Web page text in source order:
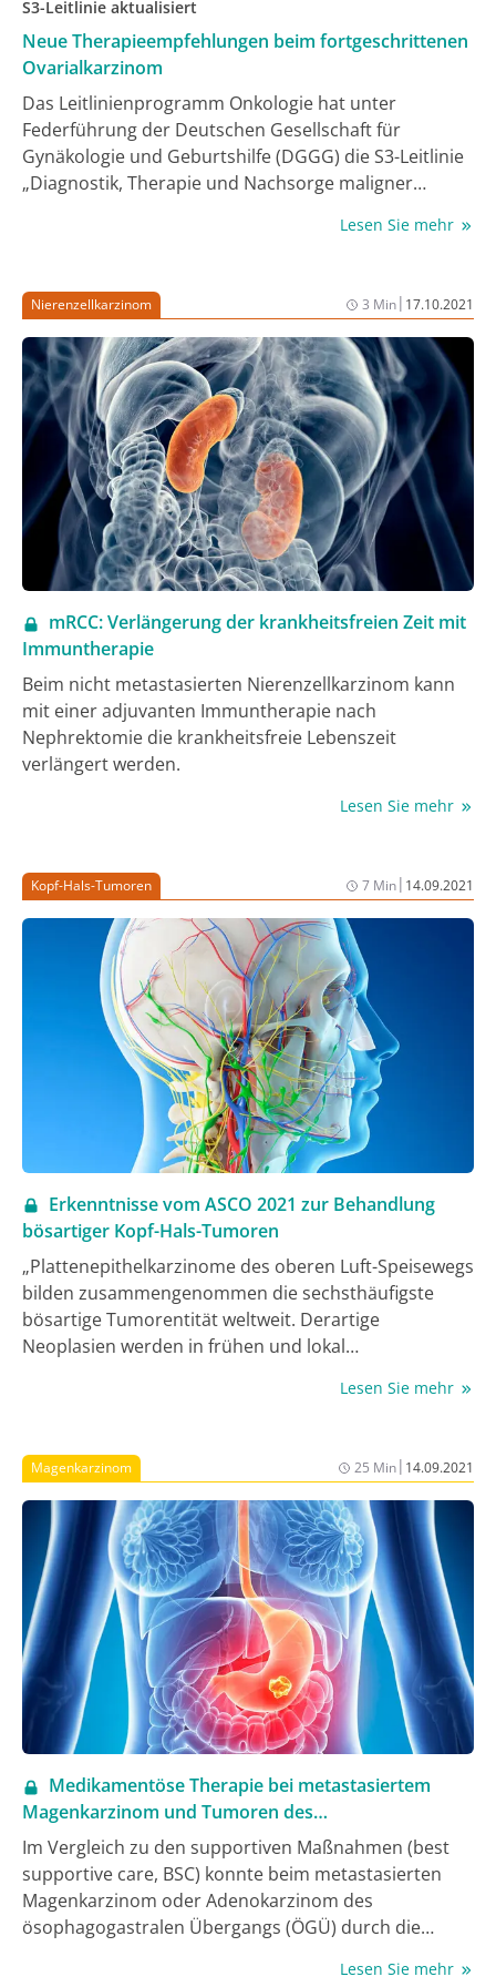
S3-Leitlinie aktualisiert
Neue Therapieempfehlungen beim fortgeschrittenen
Ovarialkarzinom
Das Leitlinienprogramm Onkologie hat unter
Federführung der Deutschen Gesellschaft für
Gynäkologie und Geburtshilfe (DGGG) die S3-Leitlinie
„Diagnostik, Therapie und Nachsorge maligner
insbesondere die Kapitel zur systemischen
und zur Nachsorge. Die Leitlinie wird als „Living
Guideline“ jährlich aktualisiert.
Lesen Sie mehr
Nierenzellkarzinom 3 Min| 17.10.2021
mRCC: Verlängerung der krankheitsfreien Zeit mit
Immuntherapie
Beim nicht metastasierten Nierenzellkarzinom kann
mit einer adjuvanten Immuntherapie nach
Nephrektomie die krankheitsfreie Lebenszeit
verlängert werden.
Lesen Sie mehr
Kopf-Hals-Tumoren 7 Min| 14.09.2021
Erkenntnisse vom ASCO 2021 zur Behandlung
bösartiger Kopf-Hals-Tumoren
„Plattenepithelkarzinome des oberen Luft-Speisewegs
bilden zusammengenommen die sechsthäufigste
bösartige Tumorentität weltweit. Derartige
Neoplasien werden in frühen und lokal
und/oder radio(chemo)therapeutisch behandelt.
Plattenepithelkarzinomen hingegen erhalten in der
Regel eine (palliative) systemtherapeutische
Behandlung. Ungeachtet des Einsatzes multimodaler
Therapiekonzepte ist das Überleben dieser
Patient:innen allerdings noch immer stark
eingeschränkt.
Lesen Sie mehr
Magenkarzinom 25 Min| 14.09.2021
Medikamentöse Therapie bei metastasiertem
Magenkarzinom und Tumoren des
gastroösophagealen Übergangs
Im Vergleich zu den supportiven Maßnahmen (best
supportive care, BSC) konnte beim metastasierten
Magenkarzinom oder Adenokarzinom des
ösophagogastralen Übergangs (ÖGÜ) durch die
signifikante Verbesserung der Überlebenszeit
Lesen Sie mehr